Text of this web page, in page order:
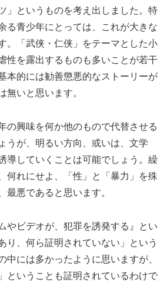
」というものを考え出しました。特
る青少年にとっては、これが大きな
。「武侠・仁侠」をテーマとした小
性を露出するものも多いことが若干
本的には勧善懲悪的なストーリーが
無いと思います。
の興味を何か他のもので代替させる
うが、明るい方向、或いは、文学
導していくことは可能でしょう。繰
何れにせよ、「性」と「暴力」を殊
最悪であると思います。
やビデオが、犯罪を誘発する』とい
り、何ら証明されていない」という
中には多かったように思いますが、
ということも証明されているわけで